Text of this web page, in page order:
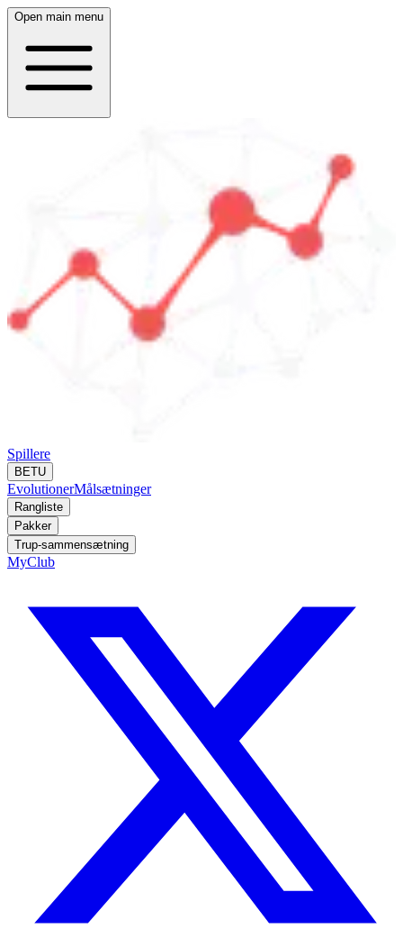
Open main menu
Spillere
BETU
EvolutionerMålsætninger
Rangliste
Pakker
Trup-sammensætning
MyClub